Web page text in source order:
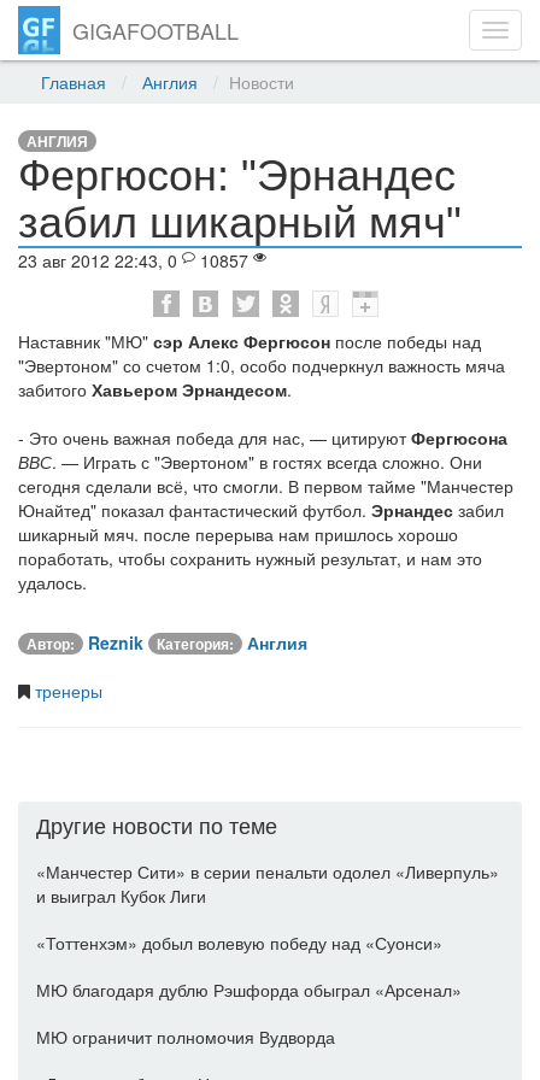
GIGAFOOTBALL
Главная Англия Новости
АНГЛИЯ
Фергюсон: "Эрнандес
забил шикарный мяч"
23 авг 2012 22:43, 0 10857
Наставник "МЮ" сэр Алекс Фергюсон после победы над
"Эвертоном" со счетом 1:0, особо подчеркнул важность мяча
забитого Хавьером Эрнандесом.
- Это очень важная победа для нас, — цитируютФергюсона
ВВС. — Играть с "Эвертоном" в гостях всегда сложно. Они
сегодня сделали всё, что смогли. В первом тайме "Манчестер
Юнайтед" показал фантастический футбол. Эрнандес забил
шикарный мяч. после перерыва нам пришлось хорошо
поработать, чтобы сохранить нужный результат, и нам это
удалось.
Автор: Reznik Категория:
Англия
тренеры
Другие новости по теме
«Манчестер Сити» в серии пенальти одолел «Ливерпуль»
и выиграл Кубок Лиги
«Тоттенхэм» добыл волевую победу над «Суонси»
МЮ благодаря дублю Рэшфорда обыграл «Арсенал»
МЮ ограничит полномочия Вудворда